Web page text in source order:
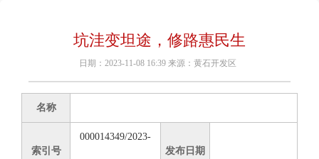
坑洼变坦途，修路惠民生
日期：2023-11-08 16:39 来源：黄石开发区
名称
索引号
000014349/2023-
发布日期